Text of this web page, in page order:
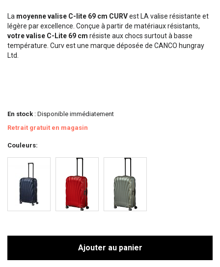
La moyenne valise C-lite 69 cm CURVest LA valise résistante et
légère par excellence. Conçue à partir de matériaux résistants,
votre valise C-Lite 69 cm résiste aux chocs surtout à basse
température. Curv est une marque déposée de CANCO hungray
Ltd.
En stock : Disponible immédiatement
Retrait gratuit en magasin
Couleurs
Ajouter au panier